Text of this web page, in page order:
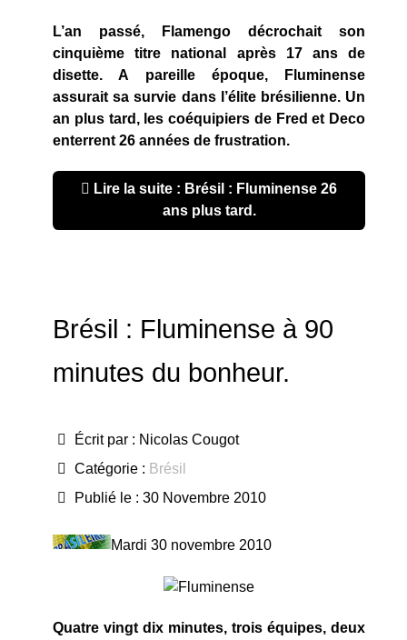
L’an passé, Flamengo décrochait son
cinquième titre national après 17 ans de
disette. A pareille époque, Fluminense
assurait sa survie dans l’élite brésilienne. Un
an plus tard, les coéquipiers de Fred et Deco
enterrent 26 années de frustration.
Lire la suite : Brésil : Fluminense 26
ans plus tard.
Brésil : Fluminense à 90
minutes du bonheur.
Écrit par : Nicolas Cougot
Catégorie : Brésil
Publié le : 30 Novembre 2010
Mardi 30 novembre 2010
Quatre vingt dix minutes, trois équipes, deux